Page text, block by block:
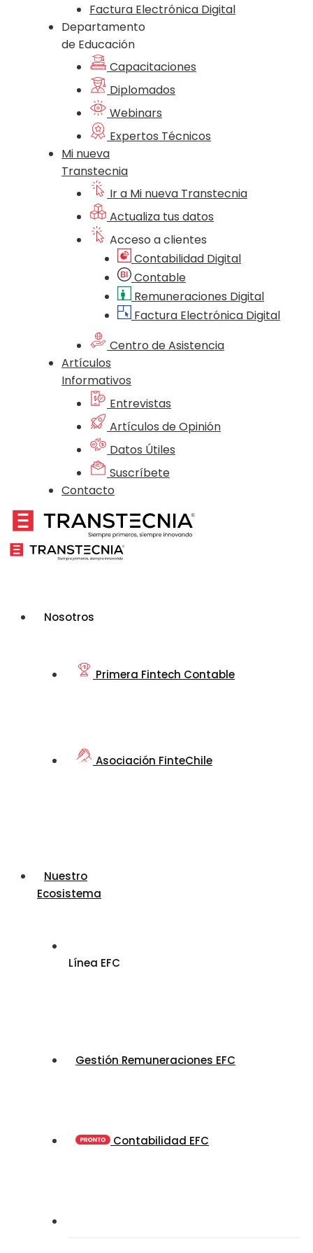
Factura Electrónica Digital
Departamento
de Educación
Capacitaciones
Diplomados
Webinars
Expertos Técnicos
Mi nueva
Transtecnia
Ir a Mi nueva Transtecnia
Actualiza tus datos
Acceso a clientes
Contabilidad Digital
Contable
Remuneraciones Digital
Factura Electrónica Digital
Centro de Asistencia
Artículos
Informativos
Entrevistas
Artículos de Opinión
Datos Útiles
Suscríbete
Contacto
Nosotros
Primera Fintech Contable
Asociación FinteChile
Nuestro
Ecosistema
Línea EFC
Gestión Remuneraciones EFC
Contabilidad EFC